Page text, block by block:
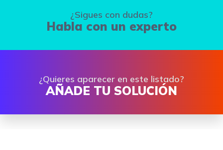
¿Sigues con dudas?
Habla con un experto
¿Quieres aparecer en este listado?
AÑADE TU SOLUCIÓN